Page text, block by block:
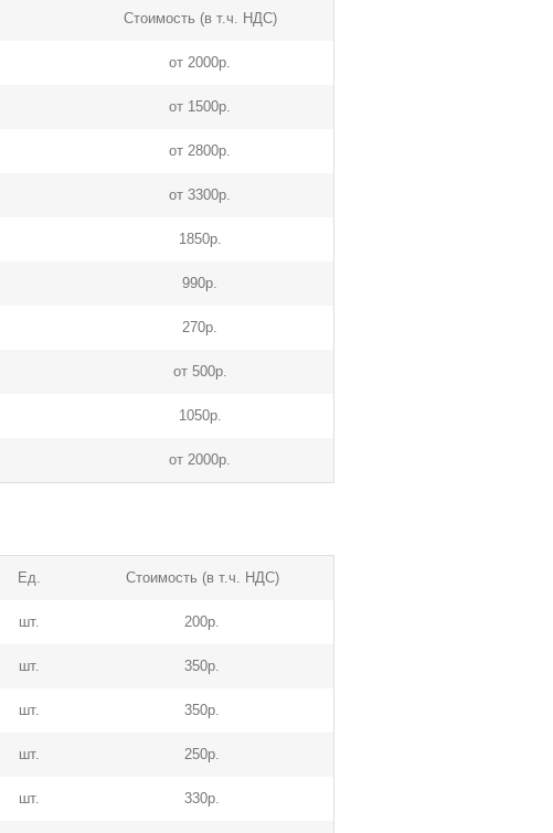
Стоимость (в т.ч. НДС)
от 2000р.
от 1500р.
от 2800р.
от 3300р.
1850р.
990р.
270р.
от 500р.
1050р.
от 2000р.
Ед. Стоимость (в т.ч. НДС)
шт. 200р.
шт. 350р.
шт. 350р.
шт. 250р.
шт. 330р.